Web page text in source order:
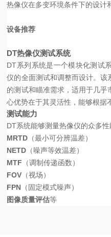
热像仪在多变环境条件下的设计
设备推荐
DT热像仪测试系统
DT系列系统是一个模块化测试
仪的全面测试和调整而设计。该
的测试和瞄准需求，适用于几
心优势在于其灵活性，能够根据
测试能力
DT系统能够测量热像仪的众多
MRTD （最小可分辨温差）
NETD （噪声等效温差）
MTF （调制传递函数）
FOV （视场）
FPN （固定模式噪声）
图像质量评估等